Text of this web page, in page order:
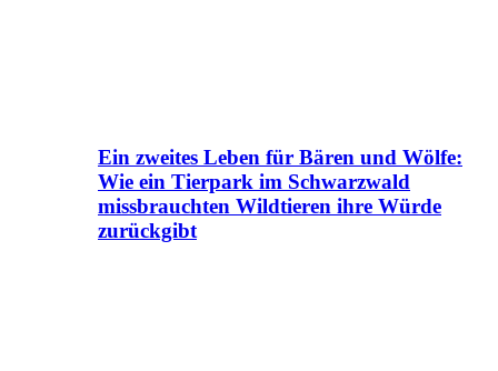
Ein zweites Leben für Bären und Wölfe:
Wie ein Tierpark im Schwarzwald
missbrauchten Wildtieren ihre Würde
zurückgibt